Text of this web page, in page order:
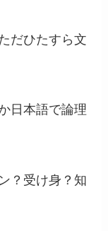
だひたすら文
日本語で論理
？受け身？知